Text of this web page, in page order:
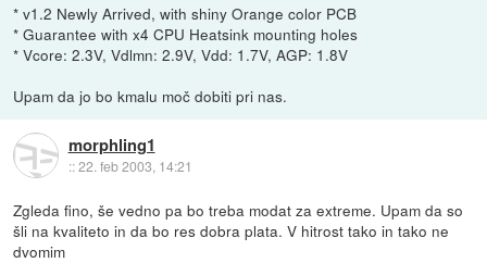
* v1.2 Newly Arrived, with shiny Orange color PCB
* Guarantee with x4 CPU Heatsink mounting holes
* Vcore: 2.3V, Vdlmn: 2.9V, Vdd: 1.7V, AGP: 1.8V
Upam da jo bo kmalu moč dobiti pri nas.
morphling1
::22. feb 2003, 14:21
Zgleda fino, še vedno pa bo treba modat za extreme. Upam da so
šli na kvaliteto in da bo res dobra plata. V hitrost tako in tako ne
dvomim